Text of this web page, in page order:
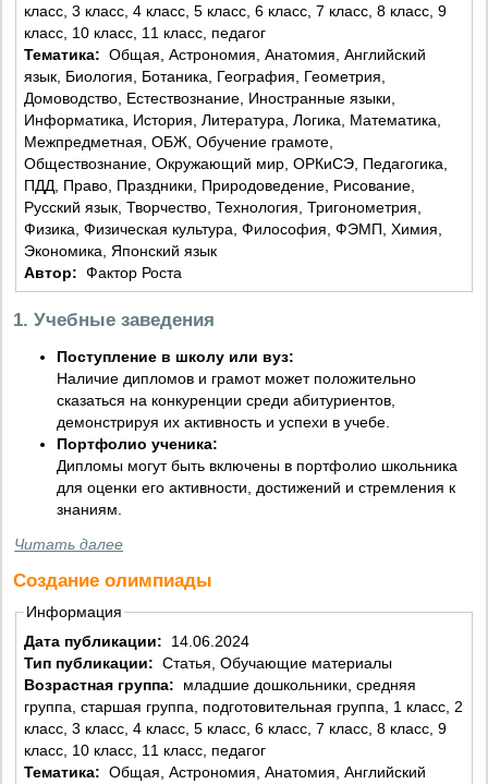
класс, 3 класс, 4 класс, 5 класс, 6 класс, 7 класс, 8 класс, 9
класс, 10 класс, 11 класс, педагог
Тематика: Общая, Астрономия, Анатомия, Английский
язык, Биология, Ботаника, География, Геометрия,
Домоводство, Естествознание, Иностранные языки,
Информатика, История, Литература, Логика, Математика,
Межпредметная, ОБЖ, Обучение грамоте,
Обществознание, Окружающий мир, ОРКиСЭ, Педагогика,
ПДД, Право, Праздники, Природоведение, Рисование,
Русский язык, Творчество, Технология, Тригонометрия,
Физика, Физическая культура, Философия, ФЭМП, Химия,
Экономика, Японский язык
Автор: Фактор Роста
1. Учебные заведения
Поступление в школу или вуз:
Наличие дипломов и грамот может положительно
сказаться на конкуренции среди абитуриентов,
демонстрируя их активность и успехи в учебе.
Портфолио ученика:
Дипломы могут быть включены в портфолио школьника
для оценки его активности, достижений и стремления к
знаниям.
Читать далее
Создание олимпиады
Информация
Дата публикации:
14.06.2024
Тип публикации: Статья, Обучающие материалы
Возрастная группа:
группа, старшая группа, подготовительная группа, 1 класс, 2
класс, 3 класс, 4 класс, 5 класс, 6 класс, 7 класс, 8 класс, 9
класс, 10 класс, 11 класс, педагог
Тематика: Общая, Астрономия, Анатомия, Английский